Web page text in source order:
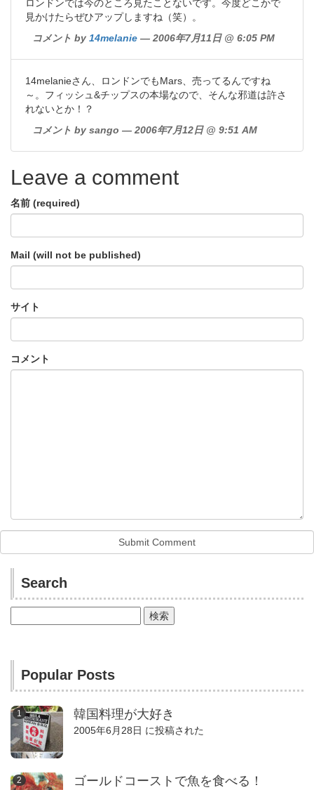
ロンドンでは今のところ見たことないです。今度どこかで
見かけたらぜひアップしますね（笑）。
コメント by 14melanie — 2006年7月11日 @ 6:05 PM
14melanieさん、ロンドンでもMars、売ってるんですね
～。フィッシュ&チップスの本場なので、そんな邪道は許さ
れないとか！？
コメント by sango — 2006年7月12日 @ 9:51 AM
Leave a comment
名前 (required)
Mail (will not be published)
サイト
コメント
Search
索:
Popular Posts
韓国料理が大好き
2005年6月28日 に投稿された
ゴールドコーストで魚を食べる！